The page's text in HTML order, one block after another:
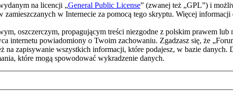
na licencji „General Public License” (zwanej też „GPL”) i
w Internecie za pomocą tego skryptu. Więcej
oszczerczym, propagującym treści niezgodne z polskim prawem
internetu powiadomiony o Twoim zachowaniu. Zgadzasz się, że
na zapisywanie wszystkich informacji, które podajesz, w bazie
które mogą spowodować wykradzenie danych.